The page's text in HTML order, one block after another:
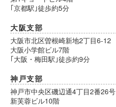
｢京都駅｣徒歩約5分
大阪支部
大阪市北区曽根崎新地2丁目6-12
大阪小学館ビル7階
｢大阪・梅田駅｣徒歩約9分
神戸支部
神戸市中央区磯辺通4丁目2番26号
新芙蓉ビル10階